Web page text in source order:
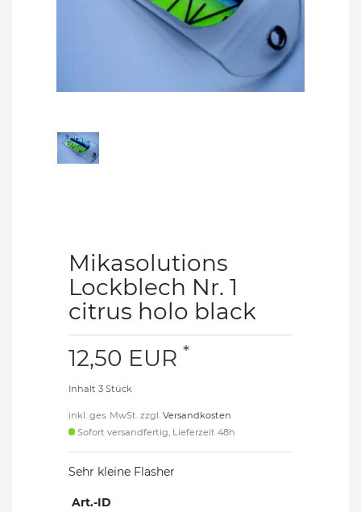
Mikasolutions
Lockblech Nr. 1
citrus holo black
12,50 EUR *
Inhalt 3 Stück
inkl. ges. MwSt. zzgl. Versandkosten
Sofort versandfertig, Lieferzeit 48h
Sehr kleine Flasher
Art.-ID